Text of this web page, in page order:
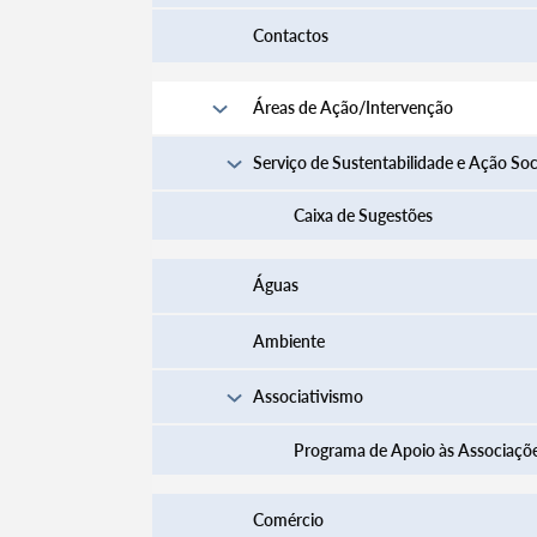
Categorias gerais
Contactos
Áreas de Ação/Intervenção
Serviço de Sustentabilidade e Ação
Caixa de Sugestões
Águas
Ambiente
Associativismo
Programa de Apoio às
Comércio